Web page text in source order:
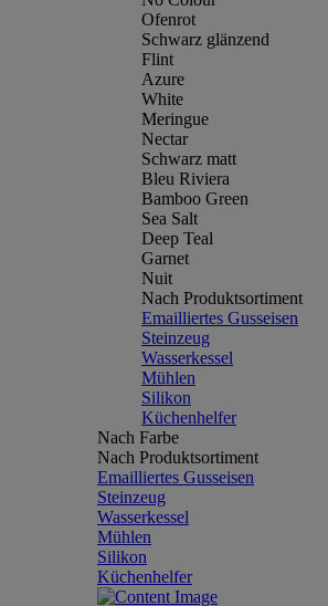
Ofenrot
Schwarz glänzend
Flint
Azure
White
Meringue
Nectar
Schwarz matt
Bleu Riviera
Bamboo Green
Sea Salt
Deep Teal
Garnet
Nuit
Nach Produktsortiment
Emailliertes Gusseisen
Steinzeug
Wasserkessel
Mühlen
Silikon
Küchenhelfer
Nach Farbe
Nach Produktsortiment
Emailliertes Gusseisen
Steinzeug
Wasserkessel
Mühlen
Silikon
Küchenhelfer